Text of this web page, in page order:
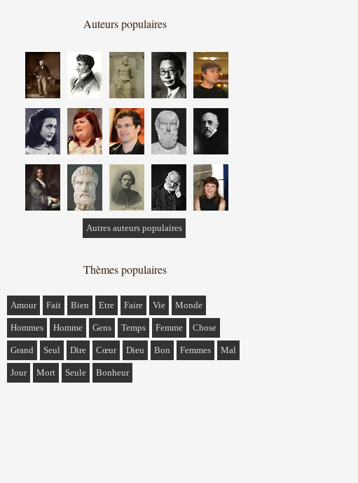
Auteurs populaires
Autres auteurs populaires
Thèmes populaires
Amour Fait Bien Etre Faire Vie Monde
Hommes Homme Gens Temps Femme Chose
Grand Seul Dire Cœur Dieu Bon Femmes Mal
Jour Mort Seule Bonheur